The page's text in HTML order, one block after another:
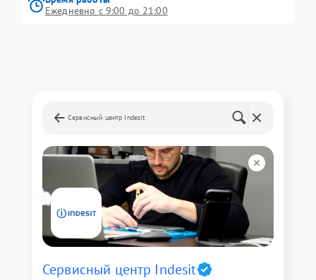
Ежедневно с 9:00 до 21:00
Сервисный центр Indesit
Сервисный центр Indesit